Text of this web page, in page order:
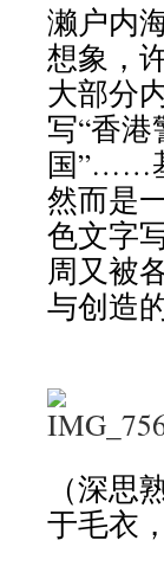
濑户内
想象，
大部分
写“香
国”……
然而是
色文字
周又被
与创造
（深
于毛衣